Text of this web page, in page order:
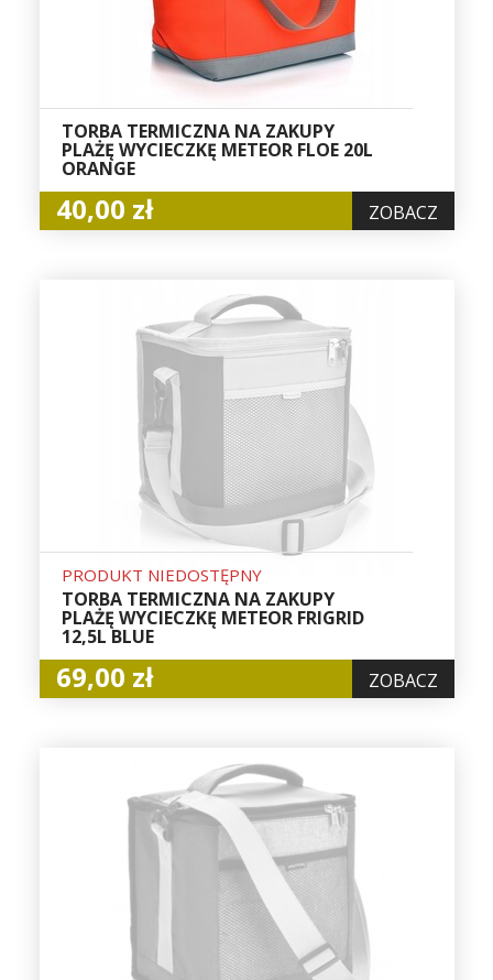
TORBA TERMICZNA NA ZAKUPY
PLAŻĘ WYCIECZKĘ METEOR FLOE 20L
ORANGE
40,00 zł ZOBACZ
PRODUKT NIEDOSTĘPNY
TORBA TERMICZNA NA ZAKUPY
PLAŻĘ WYCIECZKĘ METEOR FRIGRID
12,5L BLUE
69,00 zł ZOBACZ